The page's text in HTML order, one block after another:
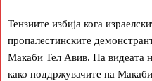
Тензиите избија кога
пропалестинските
Макаби Тел Авив. На видеата
како поддржувачите на